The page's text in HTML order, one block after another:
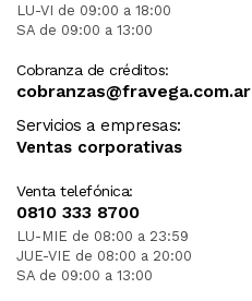
LU-VI de 09:00 a 18:00
SA de 09:00 a 13:00
Cobranza de créditos:
cobranzas@fravega.com.ar
Servicios a empresas:
Ventas corporativas
Venta telefónica:
0810 333 8700
LU-MIE de 08:00 a 23:59
JUE-VIE de 08:00 a 20:00
SA de 09:00 a 13:00